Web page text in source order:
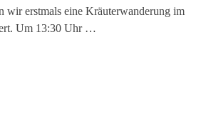
wir erstmals eine Kräuterwanderung im
Um 13:30 Uhr …